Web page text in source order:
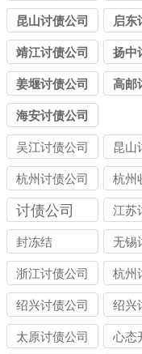
昆山讨债公司 启东
靖江讨债公司 扬中
姜堰讨债公司 高邮
海安讨债公司
吴江讨债公司 昆山
杭州讨债公司 杭州
讨债公司 江苏
封冻结 无锡
浙江讨债公司 杭州
绍兴讨债公司 绍兴
太原讨债公司 心态